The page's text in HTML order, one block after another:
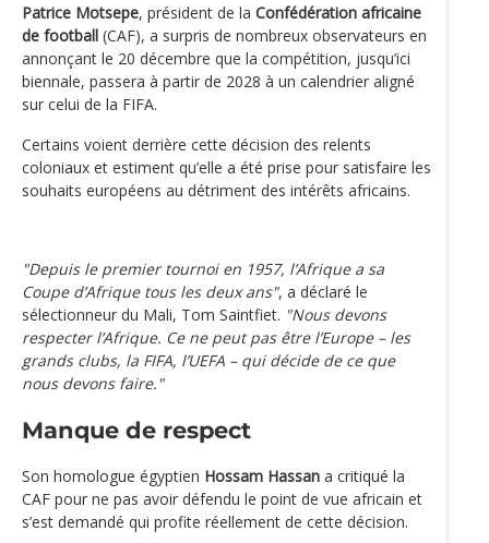
Patrice Motsepe, président de la Confédération africaine
de football (CAF), a surpris de nombreux observateurs en
annonçant le 20 décembre que la compétition, jusqu’ici
biennale, passera à partir de 2028 à un calendrier aligné
sur celui de la FIFA.
Certains voient derrière cette décision des relents
coloniaux et estiment qu’elle a été prise pour satisfaire les
souhaits européens au détriment des intérêts africains.
"Depuis le premier tournoi en 1957, l’Afrique a sa
Coupe d’Afrique tous les deux ans", a déclaré le
sélectionneur du Mali, Tom Saintfiet. "Nous devons
respecter l’Afrique. Ce ne peut pas être l’Europe – les
grands clubs, la FIFA, l’UEFA – qui décide de ce que
nous devons faire."
Manque de respect
Son homologue égyptien Hossam Hassan a critiqué la
CAF pour ne pas avoir défendu le point de vue africain et
s’est demandé qui profite réellement de cette décision.